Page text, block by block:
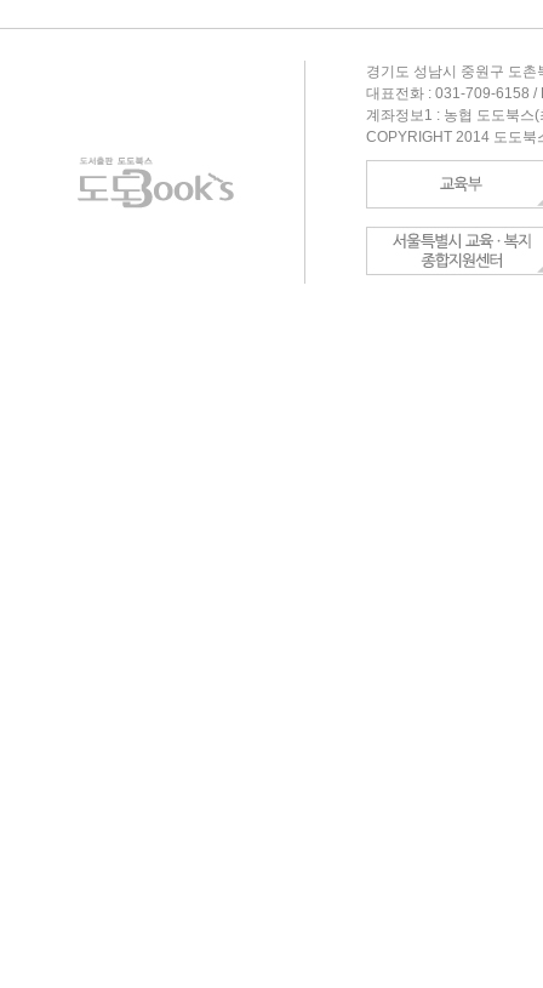
경기도 성남시 중원구 도촌
대표전화 : 031-709-6158 /
계좌정보1 : 농협 도도북
COPYRIGHT 2014 도도북